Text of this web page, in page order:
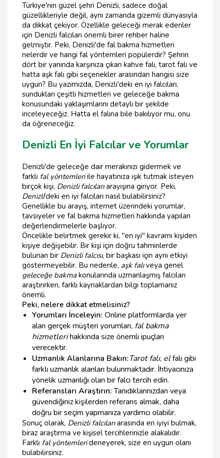
Türkiye'nin güzel şehri Denizli, sadece doğal
güzellikleriyle değil, aynı zamanda gizemli dünyasıyla
da dikkat çekiyor. Özellikle geleceği merak edenler
için Denizli falcıları önemli birer rehber haline
gelmiştir. Peki, Denizli'de fal bakma hizmetleri
nelerdir ve hangi fal yöntemleri popülerdir? Şehrin
dört bir yanında karşınıza çıkan kahve falı, tarot falı ve
hatta aşk falı gibi seçenekler arasından hangisi size
uygun? Bu yazımızda, Denizli'deki en iyi falcıları,
sundukları çeşitli hizmetleri ve geleceğe bakma
konusundaki yaklaşımlarını detaylı bir şekilde
inceleyeceğiz. Hatta el falına bile bakılıyor mu, onu
da öğreneceğiz.
Denizli En İyi Falcılar ve Yorumlar
Denizli'de geleceğe dair merakınızı gidermek ve
farklı fal yöntemleriile hayatınıza ışık tutmak isteyen
birçok kişi, Denizli falcılarıarayışına giriyor. Peki,
Denizli'deki en iyi falcıları nasıl bulabilirsiniz?
Genellikle bu arayış, internet üzerindeki yorumlar,
tavsiyeler ve fal bakma hizmetleri hakkında yapılan
değerlendirmelerle başlıyor.
Öncelikle belirtmek gerekir ki, "en iyi" kavramı kişiden
kişiye değişebilir. Bir kişi için doğru tahminlerde
bulunan bir Denizli falcısı, bir başkası için aynı etkiyi
göstermeyebilir. Bu nedenle, aşk falıveya genel
geleceğe bakmakonularında uzmanlaşmış falcıları
araştırırken, farklı kaynaklardan bilgi toplamanız
önemli.
Peki, nelere dikkat etmelisiniz?
Yorumları İnceleyin: Online platformlarda yer
alan gerçek müşteri yorumları, fal bakma
hizmetlerihakkında size önemli ipuçları
verecektir.
Uzmanlık Alanlarına Bakın:Tarot falı, elfalı gibi
farklı uzmanlık alanları bulunmaktadır. İhtiyacınıza
yönelik uzmanlığı olan bir falcı tercih edin.
Referansları Araştırın:Tanıdıklarınızdan veya
güvendiğiniz kişilerden referans almak, daha
doğru bir seçim yapmanıza yardımcı olabilir.
Sonuç olarak, Denizli falcılarıarasında en iyiyi bulmak,
biraz araştırma ve kişisel tercihlerinizle alakalıdır.
Farklı fal yöntemlerideneyerek, size en uygun olanı
bulabilirsiniz.